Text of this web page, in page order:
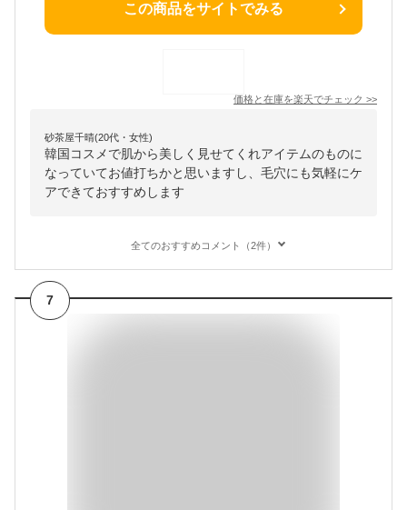
この商品をサイトでみる
価格と在庫を楽天でチェック >>
砂茶屋千晴(20代・女性)
韓国コスメで肌から美しく見せてくれアイテムのものに
なっていてお値打ちかと思いますし、毛穴にも気軽にケ
アできておすすめします
全てのおすすめコメント（2件）
7